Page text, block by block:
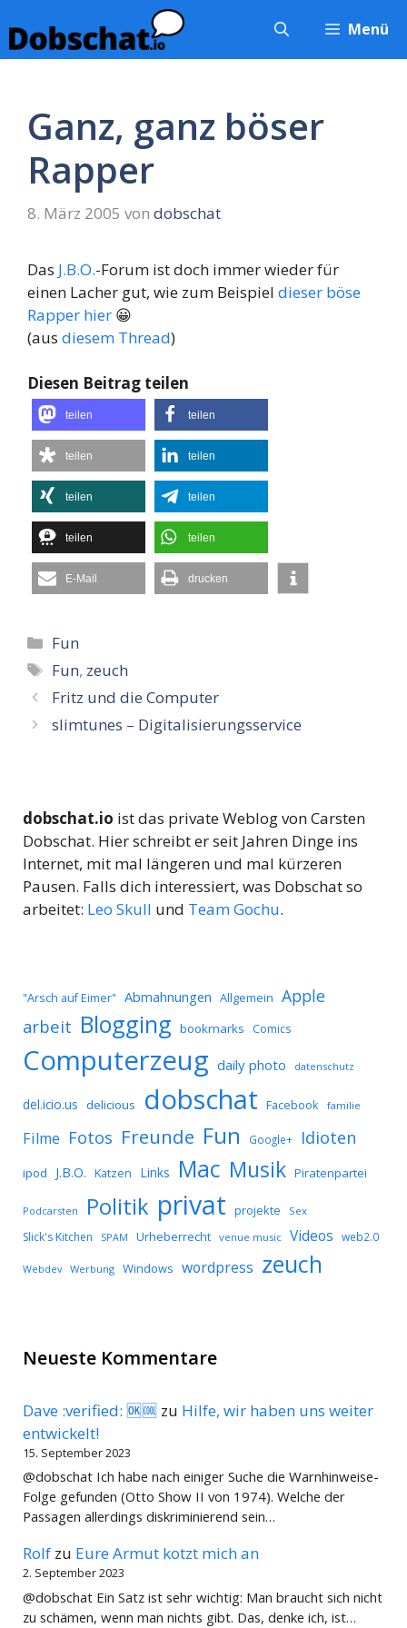
Inhalt
springen
Menü
Ganz, ganz böser
Rapper
8. März 2005 von dobschat
Das J.B.O.-Forum ist doch immer wieder für
einen Lacher gut, wie zum Beispiel dieser böse
Rapper hier 😀
(aus diesem Thread)
Diesen Beitrag teilen
teilen teilen
teilen teilen
teilen teilen
teilen teilen
E-Mail drucken
Kategorien
Fun
Schlagwörter
Fun, zeuch
Fritz und die Computer
slimtunes – Digitalisierungsservice
dobschat.io ist das private Weblog von Carsten
Dobschat. Hier schreibt er seit Jahren Dinge ins
Internet, mit mal längeren und mal kürzeren
Pausen. Falls dich interessiert, was Dobschat so
arbeitet: Leo Skull und Team Gochu.
"Arsch auf Eimer" Abmahnungen Allgemein Apple
arbeit Blogging bookmarks Comics
Computerzeug daily photo datenschutz
del.icio.us delicious dobschat Facebook familie
Filme Fotos Freunde Fun Google+ Idioten
ipod J.B.O. Katzen Links Mac Musik Piratenpartei
Podcarsten Politik privat projekte Sex
Slick's Kitchen SPAM Urheberrecht venue music Videos web2.0
Webdev Werbung Windows wordpress zeuch
Neueste Kommentare
Dave :verified: 🆗🆒 zu Hilfe, wir haben uns weiter
entwickelt!
15. September 2023
@dobschat Ich habe nach einiger Suche die Warnhinweise-
Folge gefunden (Otto Show II von 1974). Welche der
Passagen allerdings diskriminierend sein…
Rolf zu Eure Armut kotzt mich an
2. September 2023
@dobschat Ein Satz ist sehr wichtig: Man braucht sich nicht
zu schämen, wenn man nichts gibt. Das, denke ich, ist…